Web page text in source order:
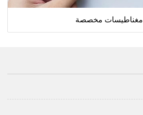
مغناطيسات مخصصة